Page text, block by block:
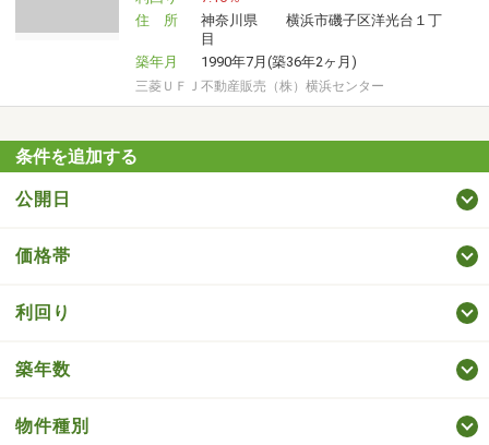
住 所
神奈川県 横浜市磯子区洋光台１丁
目
築年月
1990年7月(築36年2ヶ月)
三菱ＵＦＪ不動産販売（株）横浜センター
条件を追加する
公開日
価格帯
利回り
築年数
物件種別